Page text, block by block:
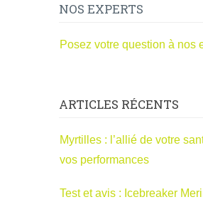
NOS EXPERTS
Posez votre question à nos
ARTICLES RÉCENTS
Myrtilles : l’allié de votre
vos performances
Test et avis : Icebreaker